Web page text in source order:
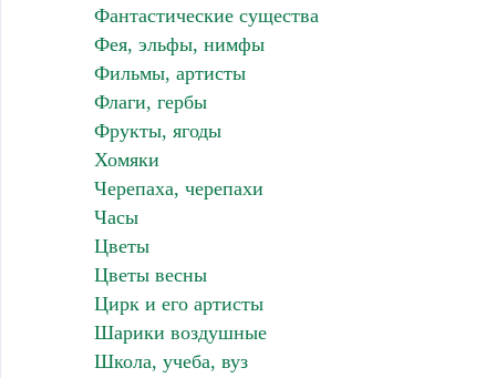
Фантастические существа
Фея, эльфы, нимфы
Фильмы, артисты
Флаги, гербы
Фрукты, ягоды
Хомяки
Черепаха, черепахи
Часы
Цветы
Цветы весны
Цирк и его артисты
Шарики воздушные
Школа, учеба, вуз